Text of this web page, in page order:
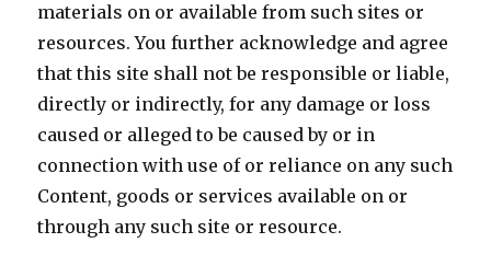
materials on or available from such sites or
resources. You further acknowledge and agree
that this site shall not be responsible or liable,
directly or indirectly, for any damage or loss
caused or alleged to be caused by or in
connection with use of or reliance on any such
Content, goods or services available on or
through any such site or resource.